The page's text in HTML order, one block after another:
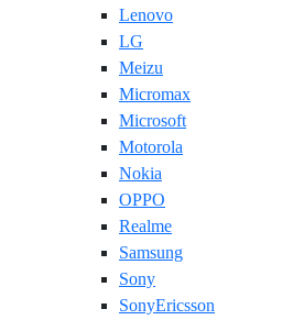
Lenovo
LG
Meizu
Micromax
Microsoft
Motorola
Nokia
OPPO
Realme
Samsung
Sony
SonyEricsson